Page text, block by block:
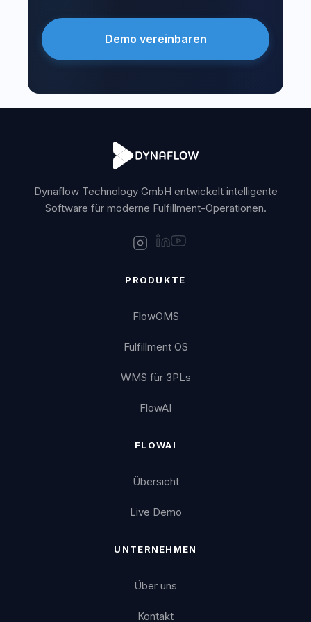
Demo vereinbaren
Dynaflow Technology GmbH entwickelt intelligente
Software für moderne Fulfillment-Operationen.
PRODUKTE
FlowOMS
Fulfillment OS
WMS für 3PLs
FlowAI
FLOWAI
Übersicht
Live Demo
UNTERNEHMEN
Über uns
Kontakt